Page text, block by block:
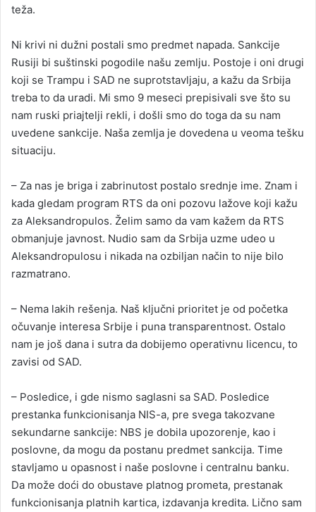
teža.
Ni krivi ni dužni postali smo predmet napada. Sankcije
Rusiji bi suštinski pogodile našu zemlju. Postoje i oni drugi
koji se Trampu i SAD ne suprotstavljaju, a kažu da Srbija
treba to da uradi. Mi smo 9 meseci prepisivali sve što su
nam ruski priajtelji rekli, i došli smo do toga da su nam
uvedene sankcije. Naša zemlja je dovedena u veoma tešku
situaciju.
– Za nas je briga i zabrinutost postalo srednje ime. Znam i
kada gledam program RTS da oni pozovu lažove koji kažu
za Aleksandropulos. Želim samo da vam kažem da RTS
obmanjuje javnost. Nudio sam da Srbija uzme udeo u
Aleksandropulosu i nikada na ozbiljan način to nije bilo
razmatrano.
– Nema lakih rešenja. Naš ključni prioritet je od početka
očuvanje interesa Srbije i puna transparentnost. Ostalo
nam je još dana i sutra da dobijemo operativnu licencu, to
zavisi od SAD.
– Posledice, i gde nismo saglasni sa SAD. Posledice
prestanka funkcionisanja NIS-a, pre svega takozvane
sekundarne sankcije: NBS je dobila upozorenje, kao i
poslovne, da mogu da postanu predmet sankcija. Time
stavljamo u opasnost i naše poslovne i centralnu banku.
Da može doći do obustave platnog prometa, prestanak
funkcionisanja platnih kartica, izdavanja kredita. Lično sam